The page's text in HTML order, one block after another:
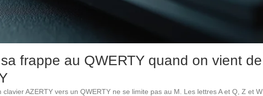
frappe au QWERTY quand on vient de
clavier AZERTY vers un QWERTY ne se limite pas au M. Les lettres A et Q, Z et W